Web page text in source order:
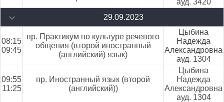
ауд. 3420
29.09.2023
08:15
09:45
пр. Практикум по культуре речевого
общения (второй иностранный
(английский) язык)
Цыбина
Надежда
Александровна
ауд. 1304
09:55
11:25
пр. Иностранный язык (второй
(английский))
Цыбина
Надежда
Александровна
ауд. 1304